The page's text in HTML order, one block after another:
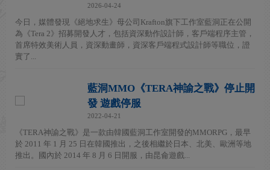
2026-04-24
今日，媒體發現《絕地求生》母公司Krafton旗下工作室藍洞正在公開
為《Tera 2》招募開發人才，包括資深動作設計師，客戶端程序主管，
首席特效美術人員，資深動畫師，資深客戶端程式設計師等職位，證
實了...
藍洞MMO《TERA神諭之戰》停止開
發 遊戲停服
2022-04-21
《TERA神諭之戰》是一款由韓國藍洞工作室開發的MMORPG，最早
於 2011 年 1 月 25 日在韓國推出，之後相繼於日本、北美、歐洲等地
推出。國內於 2014 年 8 月 6 日開服，由昆侖遊戲...